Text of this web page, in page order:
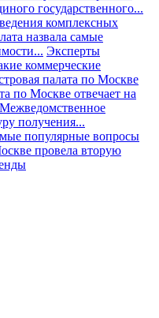
государственного...
комплексных
назвала самые
Эксперты
коммерческие
палата по Москве
по Москве отвечает на
Межведомственное
получения...
популярные вопросы
провела вторую